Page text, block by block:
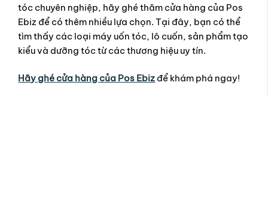
tóc chuyên nghiệp, hãy ghé thăm cửa hàng của Pos
Ebiz để có thêm nhiều lựa chọn. Tại đây, bạn có thể
tìm thấy các loại máy uốn tóc, lô cuốn, sản phẩm tạo
kiểu và dưỡng tóc từ các thương hiệu uy tín.
Hãy ghé cửa hàng của Pos Ebiz để khám phá ngay!